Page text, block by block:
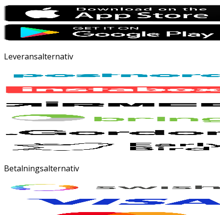
Leveransalternativ
Betalningsalternativ